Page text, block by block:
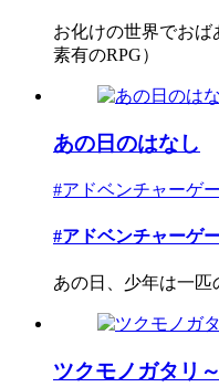
お化けの世界でお
素有のRPG）
あの日のはなし
#アドベンチャーゲ
#アドベンチャーゲ
あの日、少年は一匹
ツクモノガタリ